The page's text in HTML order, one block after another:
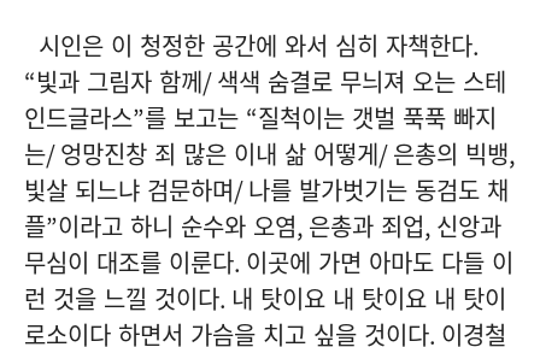
시인은 이 청정한 공간에 와서 심히 자책한다.
“빛과 그림자 함께/색색 숨결로 무늬져 오는 스테
인드글라스”를 보고는 “질척이는 갯벌 푹푹 빠지
는/엉망진창 죄 많은 이내 삶 어떻게/은총의 빅뱅,
빛살 되느냐 검문하며/나를 발가벗기는 동검도 채
플”이라고 하니 순수와 오염, 은총과 죄업, 신앙과
무심이 대조를 이룬다. 이곳에 가면 아마도 다들 이
런 것을 느낄 것이다. 내 탓이요 내 탓이요 내 탓이
로소이다 하면서 가슴을 치고 싶을 것이다. 이경철